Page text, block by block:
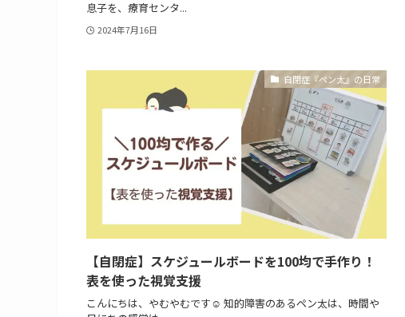
息子を、療育センタ...
2024年7月16日
自閉症『ペン太』の日常
【自閉症】スケジュールボードを100均で手作り！
表を使った視覚支援
こんにちは、やむやむです☺ 知的障害のあるペン太は、時間や